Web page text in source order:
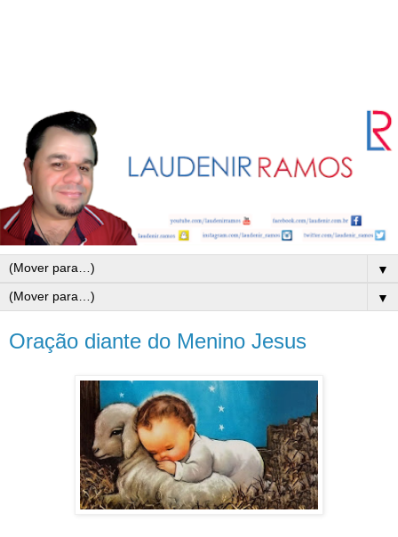
▼
▼
Oração diante do Menino Jesus